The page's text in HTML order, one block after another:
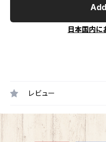
日本国内に
レビュー